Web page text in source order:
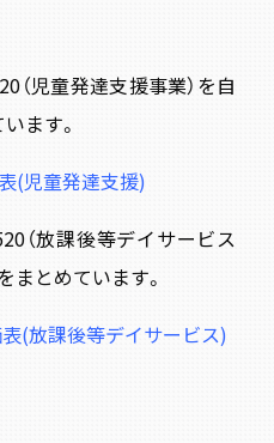
児童発達支援事業）を自
ます。
(児童発達支援)
（放課後等デイサービス
まとめています。
(放課後等デイサービス)